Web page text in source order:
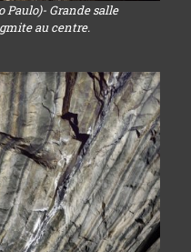
Paulo)- Grande salle
au centre.